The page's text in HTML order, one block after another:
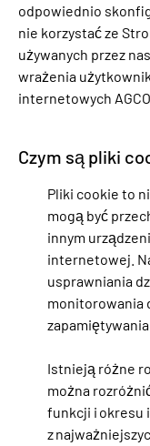
odpowiednio
nie korzystać ze
używanych przez
wrażenia
internetowych
Czym są pliki
Pliki cookie to
mogą być
innym
internetowej.
usprawniania
monitorowania
Istnieją różne
można
funkcji i okresu
z